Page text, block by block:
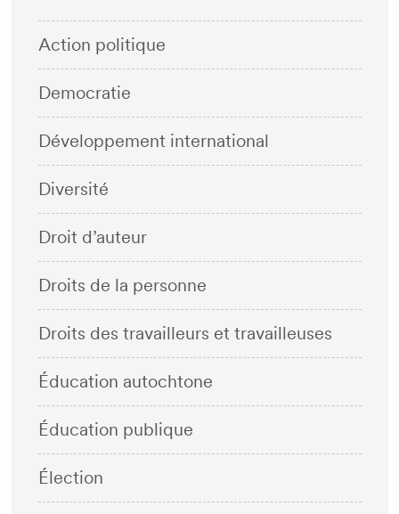
Action politique
Democratie
Développement international
Diversité
Droit d’auteur
Droits de la personne
Droits des travailleurs et travailleuses
Éducation autochtone
Éducation publique
Élection